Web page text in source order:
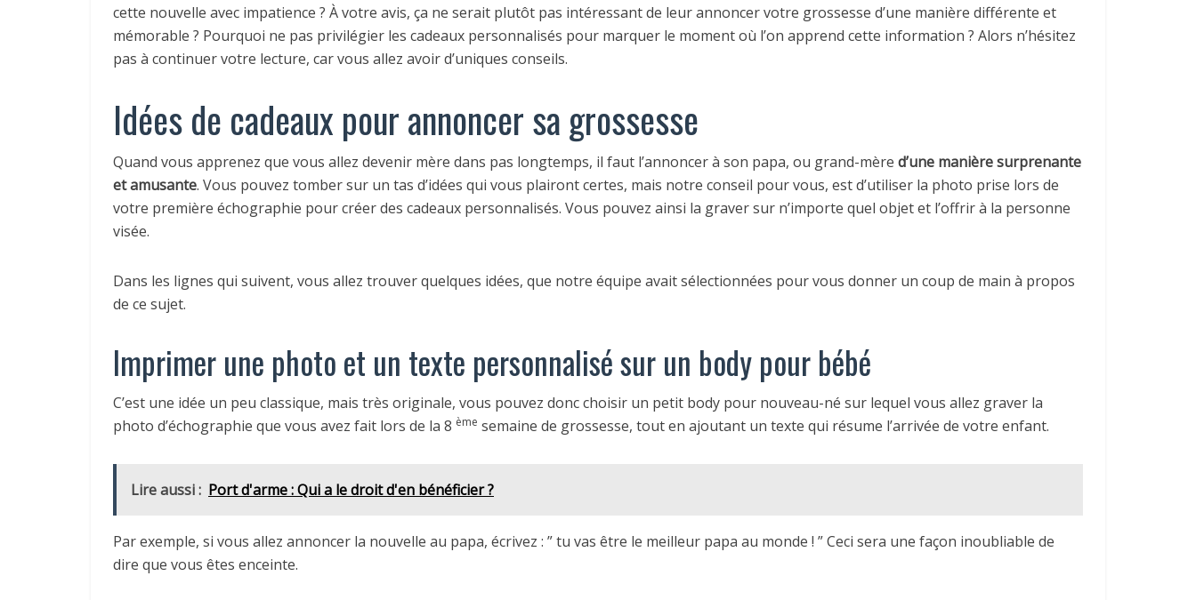
cette nouvelle avec impatience ? À votre avis, ça ne serait plutôt pas intéressant de leur annoncer votre grossesse d’une manière différente et
mémorable ? Pourquoi ne pas privilégier les cadeaux personnalisés pour marquer le moment où l’on apprend cette information ? Alors n’hésitez
pas à continuer votre lecture, car vous allez avoir d’uniques conseils.
Idées de cadeaux pour annoncer sa grossesse
Quand vous apprenez que vous allez devenir mère dans pas longtemps, il faut l’annoncer à son papa, ou grand-mère d’une manière surprenante
et amusante. Vous pouvez tomber sur un tas d’idées qui vous plairont certes, mais notre conseil pour vous, est d’utiliser la photo prise lors de
votre première échographie pour créer des cadeaux personnalisés. Vous pouvez ainsi la graver sur n’importe quel objet et l’offrir à la personne
visée.
Dans les lignes qui suivent, vous allez trouver quelques idées, que notre équipe avait sélectionnées pour vous donner un coup de main à propos
de ce sujet.
Imprimer une photo et un texte personnalisé sur un body pour bébé
C’est une idée un peu classique, mais très originale, vous pouvez donc choisir un petit body pour nouveau-né sur lequel vous allez graver la
photo d’échographie que vous avez fait lors de la 8 ème semaine de grossesse, tout en ajoutant un texte qui résume l’arrivée de votre enfant.
Lire aussi : Port d'arme : Qui a le droit d'en bénéficier ?
Par exemple, si vous allez annoncer la nouvelle au papa, écrivez : ” tu vas être le meilleur papa au monde ! ” Ceci sera une façon inoubliable de
dire que vous êtes enceinte.